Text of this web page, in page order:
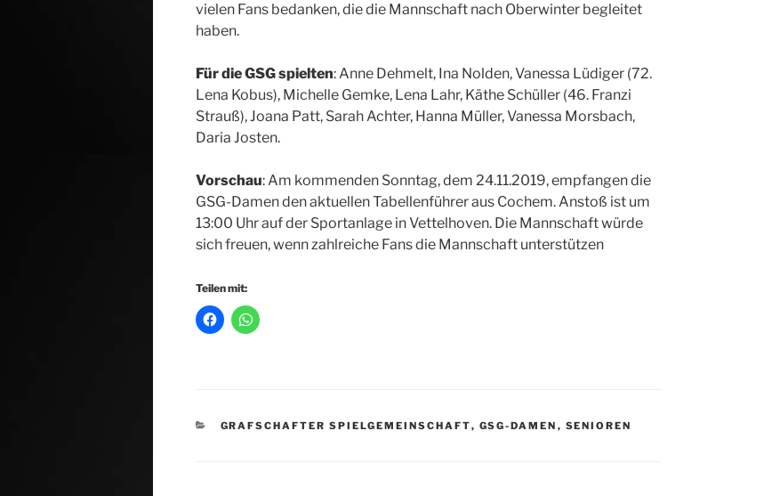
vielen Fans bedanken, die die Mannschaft nach Oberwinter begleitet
haben.
Für die GSG spielten: Anne Dehmelt, Ina Nolden, Vanessa Lüdiger (72.
Lena Kobus), Michelle Gemke, Lena Lahr, Käthe Schüller (46. Franzi
Strauß), Joana Patt, Sarah Achter, Hanna Müller, Vanessa Morsbach,
Daria Josten.
Vorschau: Am kommenden Sonntag, dem 24.11.2019, empfangen die
GSG-Damen den aktuellen Tabellenführer aus Cochem. Anstoß ist um
13:00 Uhr auf der Sportanlage in Vettelhoven. Die Mannschaft würde
sich freuen, wenn zahlreiche Fans die Mannschaft unterstützen
Teilen mit:
KATEGORIEN
GRAFSCHAFTER SPIELGEMEINSCHAFT, GSG-DAMEN , SENIOREN